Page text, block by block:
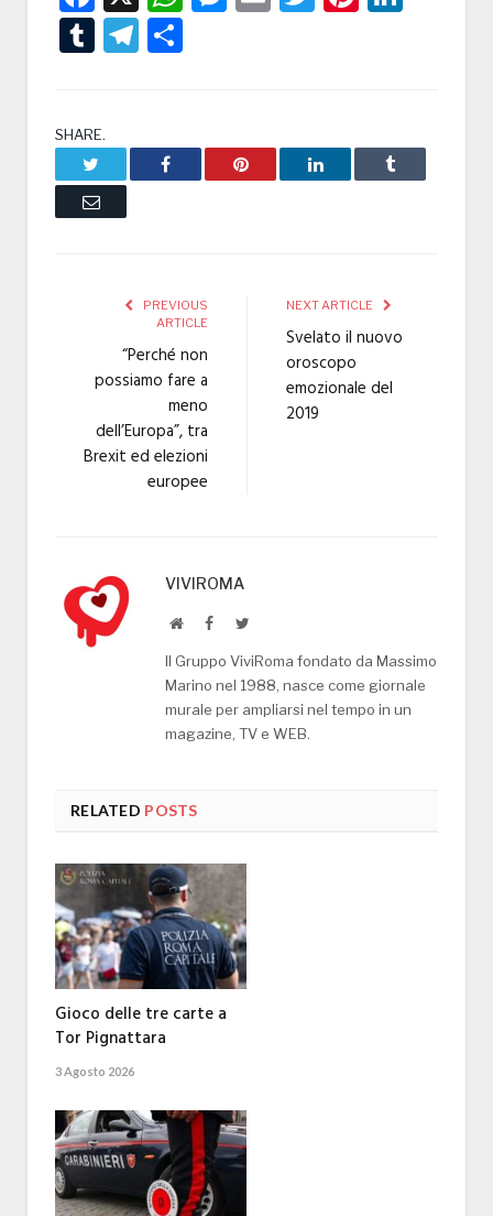
TumblrTelegram
SHARE.
Facebook Pinterest LinkedIn Tumblr
Email
PREVIOUS
ARTICLE
“Perché non
possiamo fare a
meno
dell’Europa”, tra
Brexit ed elezioni
europee
NEXT ARTICLE
Svelato il nuovo
oroscopo
emozionale del
2019
VIVIROMA
WebsiteFacebookTwitter
Il Gruppo ViviRoma fondato da Massimo
Marino nel 1988, nasce come giornale
murale per ampliarsi nel tempo in un
magazine, TV e WEB.
RELATED POSTS
Gioco delle tre carte a
Tor Pignattara
3 Agosto 2026